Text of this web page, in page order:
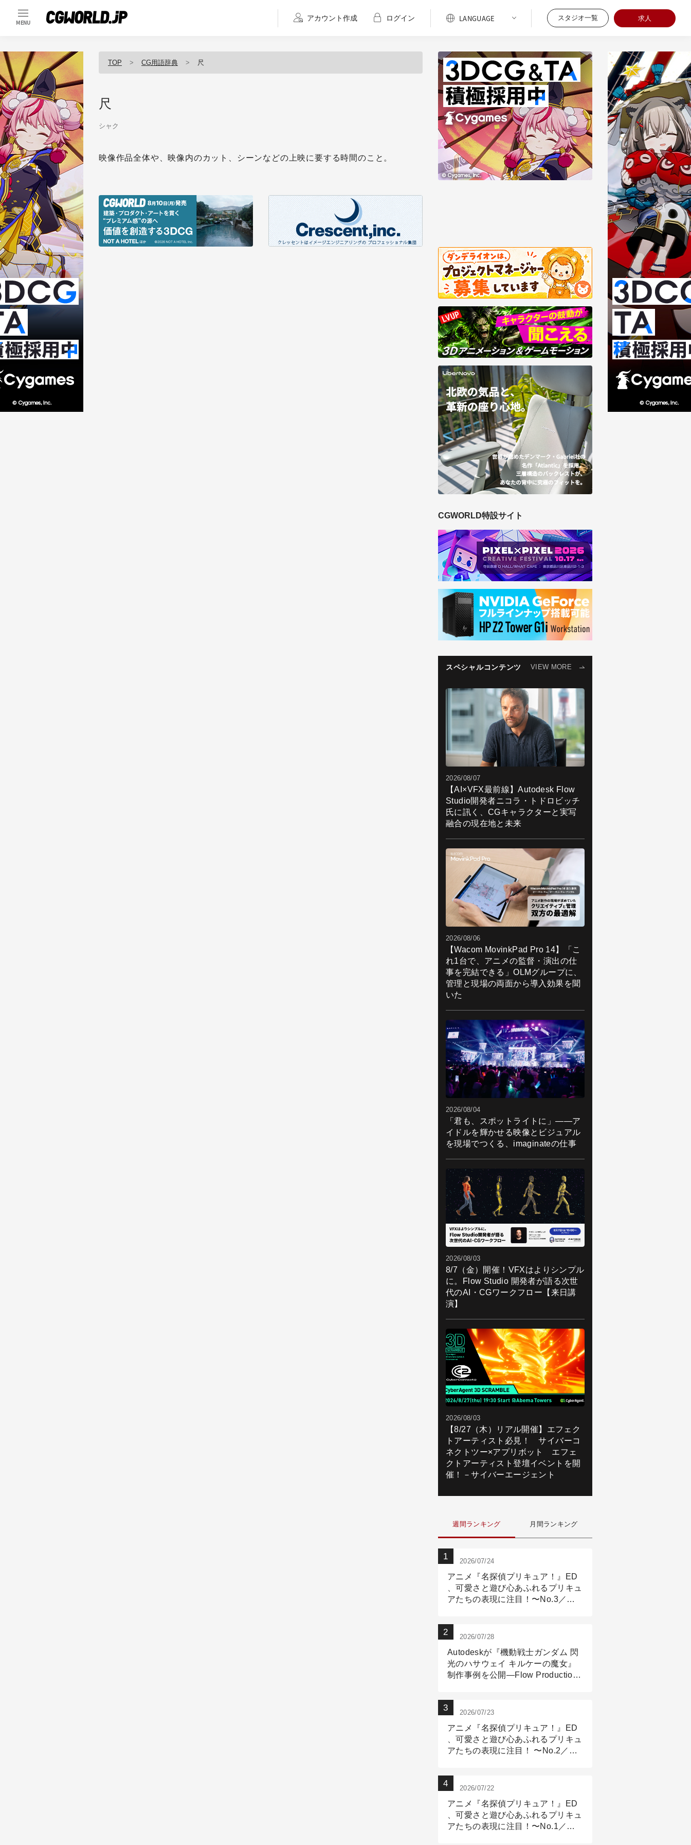
MENU
アカウント作成 ログイン スタジオ一覧 求人
TOP CG用語辞典 尺
尺
シャク
映像作品全体や、映像内のカット、シーンなどの上映に要する時間のこと。
CGWORLD特設サイト
スペシャルコンテンツ VIEW MORE
2026/08/07
【AI×VFX最前線】Autodesk Flow
Studio開発者ニコラ・トドロビッチ
氏に訊く、CGキャラクターと実写
融合の現在地と未来
2026/08/06
【Wacom MovinkPad Pro 14】「こ
れ1台で、アニメの監督・演出の仕
事を完結できる」OLMグループに、
管理と現場の両面から導入効果を聞
いた
2026/08/04
「君も、スポットライトに」――ア
イドルを輝かせる映像とビジュアル
を現場でつくる、imaginateの仕事
2026/08/03
8/7（金）開催！VFXはよりシンプル
に。Flow Studio 開発者が語る次世
代のAI・CGワークフロー【来日講
演】
2026/08/03
【8/27（木）リアル開催】エフェク
トアーティスト必見！ サイバーコ
ネクトツー×アプリボット エフェ
クトアーティスト登壇イベントを開
催！－サイバーエージェント
週間ランキング 月間ランキング
2026/07/24
アニメ『名探偵プリキュア！』ED
、可愛さと遊び心あふれるプリキュ
アたちの表現に注目！〜No.3／ア
2026/07/28
Autodeskが『機動戦士ガンダム 閃
光のハサウェイ キルケーの魔女』
制作事例を公開―Flow Production
2026/07/23
アニメ『名探偵プリキュア！』ED
、可愛さと遊び心あふれるプリキュ
アたちの表現に注目！ 〜No.2／モ
2026/07/22
アニメ『名探偵プリキュア！』ED
、可愛さと遊び心あふれるプリキュ
アたちの表現に注目！〜No.1／演